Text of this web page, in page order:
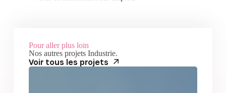
Pour aller plus loin
Nos autres projets Industrie.
Voir tous les projets